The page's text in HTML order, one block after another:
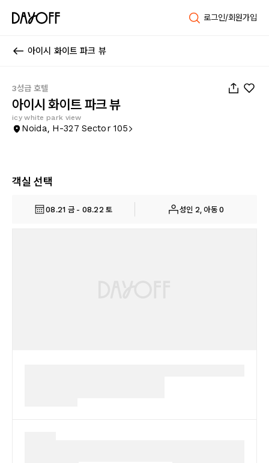
로그인/회원가입
아이시 화이트 파크 뷰
3성급 호텔
아이시 화이트 파크 뷰
icy white park view
Noida, H-327 Sector 105
객실 선택
08.21 금 - 08.22 토 성인 2, 아동 0